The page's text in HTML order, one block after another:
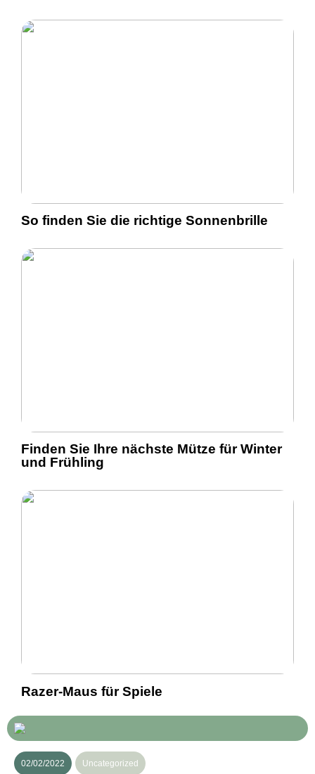
So finden Sie die richtige Sonnenbrille
Finden Sie Ihre nächste Mütze für Winter
und Frühling
Razer-Maus für Spiele
02/02/2022 Uncategorized